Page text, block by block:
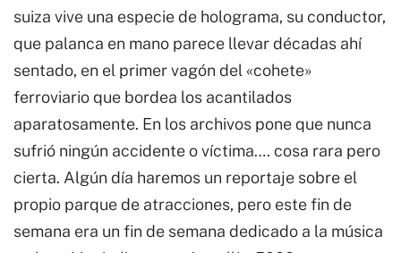
suiza vive una especie de holograma, su conductor,
que palanca en mano parece llevar décadas ahí
sentado, en el primer vagón del «cohete»
ferroviario que bordea los acantilados
aparatosamente. En los archivos pone que nunca
sufrió ningún accidente o víctima…. cosa rara pero
cierta. Algún día haremos un reportaje sobre el
propio parque de atracciones, pero este fin de
semana era un fin de semana dedicado a la música